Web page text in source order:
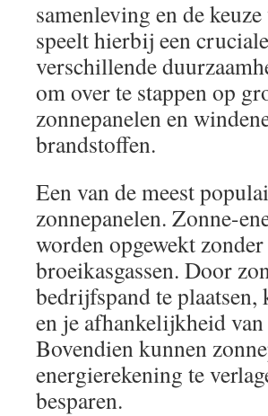
samenleving en de
speelt hierbij een
verschillende
om over te stappen op
zonnepanelen en
brandstoffen.
Een van de meest
zonnepanelen. Zonne-
worden opgewekt
broeikasgassen. Door
bedrijfspand te
en je afhankelijkheid
Bovendien kunnen
energierekening te
besparen.